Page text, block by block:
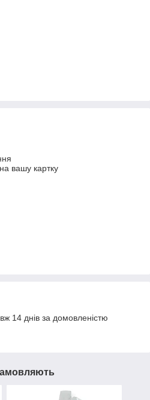
вашу картку
14 днів за домовленістю